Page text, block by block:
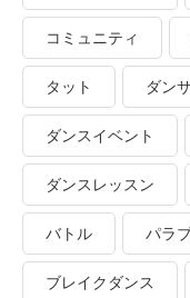
コミュニティ
タット ダン
ダンスイベント
ダンスレッスン
バトル パラ
ブレイクダンス